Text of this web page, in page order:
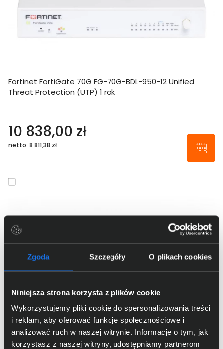
Zgoda Szczegóły O plikach cookies
Niniejsza strona korzysta z plików cookie
Wykorzystujemy pliki cookie do spersonalizowania treści
i reklam, aby oferować funkcje społecznościowe i
analizować ruch w naszej witrynie. Informacje o tym, jak
korzystasz z naszej witryny, udostępniamy partnerom
Fortinet FortiGate 70G FG-70G-BDL-950-12 Unified
Threat Protection (UTP) 1 rok
10 838,00 zł
netto: 8 811,38 zł
Fortinet FortiGate 40F FG-40F-3G4G-BDL-809-60 LTE
Enterprise Protection 5 lat